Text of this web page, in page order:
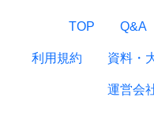
TOP Q&A
利用規約 資料・
運営会